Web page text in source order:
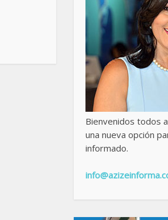
Bienvenidos todos
una nueva opción
informado.